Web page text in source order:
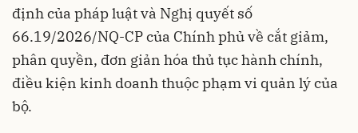
định của pháp luật và Nghị quyết số
66.19/2026/NQ-CP của Chính phủ về cắt giảm,
phân quyền, đơn giản hóa thủ tục hành chính,
điều kiện kinh doanh thuộc phạm vi quản lý của
bộ.